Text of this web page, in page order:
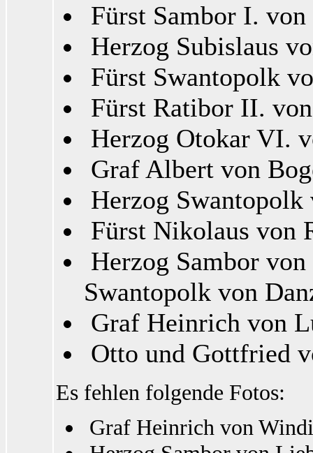
Fürst Sambor I.
Herzog Subislaus
Fürst Swantopolk
Fürst Ratibor II.
Herzog Otokar VI.
Graf Albert von
Herzog
Fürst Nikolaus von
Herzog Sambor
Swantopolk von
Graf Heinrich von
Otto und Gottfried
Es fehlen folgende Fotos:
Graf Heinrich von